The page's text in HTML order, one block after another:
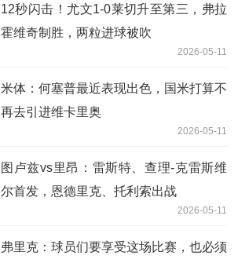
12秒闪击！尤文1-0莱切升至第三，弗拉
霍维奇制胜，两粒进球被吹
2026-05-11
米体：何塞普最近表现出色，国米打算不
再去引进维卡里奥
2026-05-11
图卢兹vs里昂：雷斯特、查理-克雷斯维
尔首发，恩德里克、托利索出战
2026-05-11
弗里克：球员们要享受这场比赛，也必须